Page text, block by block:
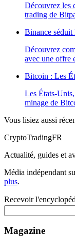
Découvrez les
trading de
Binance séduit
Découvrez
avec une offre
Bitcoin : Les
Les États-
minage de
Vous lisiez aussi
CryptoTradingFR
Actualité, guides et
Média indépendant
plus.
Recevoir
Magazine